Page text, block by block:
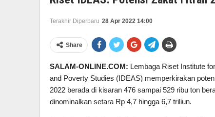
Terakhir Diperbaru 28 Apr 2022 14:00
Share
SALAM-ONLINE.COM: Lembaga Riset Institute
and Poverty Studies (IDEAS) memperkirakan
2022 berada di kisaran 476 sampai 529 ribu ton
dinominalkan setara Rp 4,7 hingga 6,7 triliun.